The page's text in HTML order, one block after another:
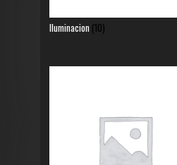
Iluminacion (10)